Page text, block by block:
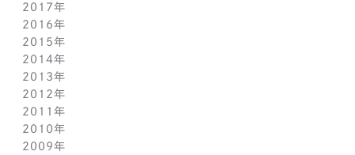
5月(7)
4月(11)
3月(9)
2月(10)
1月(5)
6月(7)
5月(5)
4月(11)
3月(6)
2月(13)
1月(2)
7月(8)
6月(2)
5月(12)
4月(5)
3月(8)
2月(9)
1月(3)
8月(3)
7月(6)
6月(2)
5月(4)
4月(6)
3月(8)
2月(8)
1月(2)
9月(3)
8月(2)
7月(7)
6月(1)
5月(5)
4月(6)
3月(9)
2月(7)
1月(3)
10月(5)
9月(3)
8月(3)
7月(5)
6月(1)
5月(3)
4月(6)
3月(3)
2月(6)
11月(3)
10月(4)
9月(1)
8月(4)
7月(5)
6月(1)
5月(4)
4月(5)
3月(4)
12月(2)
11月(7)
10月(8)
9月(7)
8月(8)
7月(7)
6月(7)
5月(9)
4月(7)
2017年
12月(2)
11月(5)
10月(5)
9月(5)
8月(6)
7月(7)
6月(1)
5月(3)
2016年
12月(2)
11月(3)
10月(7)
9月(2)
8月(3)
7月(6)
6月(5)
2015年
12月(3)
11月(6)
10月(7)
9月(3)
8月(8)
7月(7)
2014年
12月(2)
11月(7)
10月(7)
9月(6)
8月(5)
2013年
12月(6)
11月(6)
10月(5)
9月(7)
2012年
12月(1)
11月(1)
10月(1)
2011年
12月(1)
11月(1)
2010年
12月(1)
2009年